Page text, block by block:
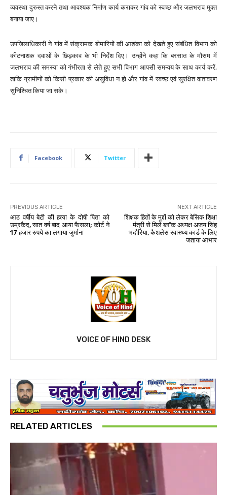
व्यवस्था दुरुस्त करने तथा आवश्यक निर्माण कार्य कराकर गांव को स्वच्छ और जलभराव मुक्त
बनाया जाए।
उपजिलाधिकारी ने गांव में संक्रामक बीमारियों की आशंका को देखते हुए संबंधित विभाग को
कीटनाशक दवाओं के छिड़काव के भी निर्देश दिए। उन्होंने कहा कि बरसात के मौसम में
जलभराव की समस्या को गंभीरता से लेते हुए सभी विभाग आपसी समन्वय के साथ कार्य करें,
ताकि ग्रामीणों को किसी प्रकार की असुविधा न हो और गांव में स्वच्छ एवं सुरक्षित वातावरण
सुनिश्चित किया जा सके।
Facebook Twitter
PREVIOUS ARTICLE
आठ वर्षीय बेटी की हत्या के दोषी पिता को
उम्रकैद, सात वर्ष बाद आया फैसला; कोर्ट ने
17 हजार रुपये का लगाया जुर्माना
NEXT ARTICLE
शिक्षक हितों के मुद्दों को लेकर बेसिक शिक्षा
मंत्री से मिले ब्लॉक अध्यक्ष अजय सिंह
भदौरिया, कैशलेस स्वास्थ्य कार्ड के लिए
जताया आभार
VOICE OF HIND DESK
RELATED ARTICLES